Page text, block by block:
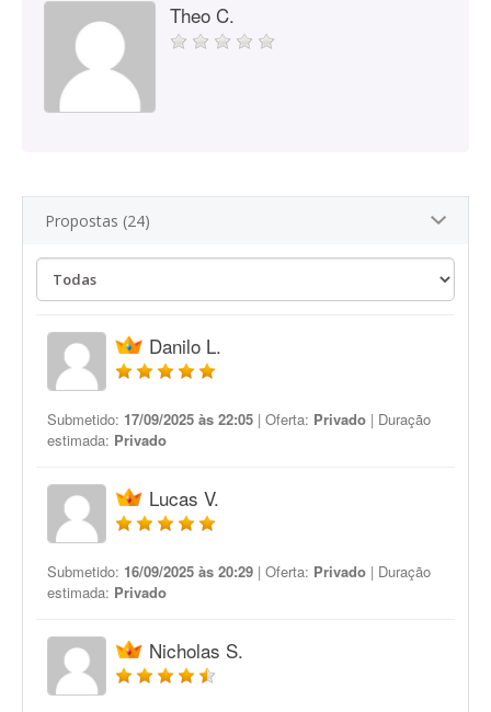
Theo C.
Propostas (24)
Danilo L.
Submetido: 17/09/2025 às 22:05 | Oferta: Privado | Duração
estimada: Privado
Lucas V.
Submetido: 16/09/2025 às 20:29 | Oferta: Privado | Duração
estimada: Privado
Nicholas S.